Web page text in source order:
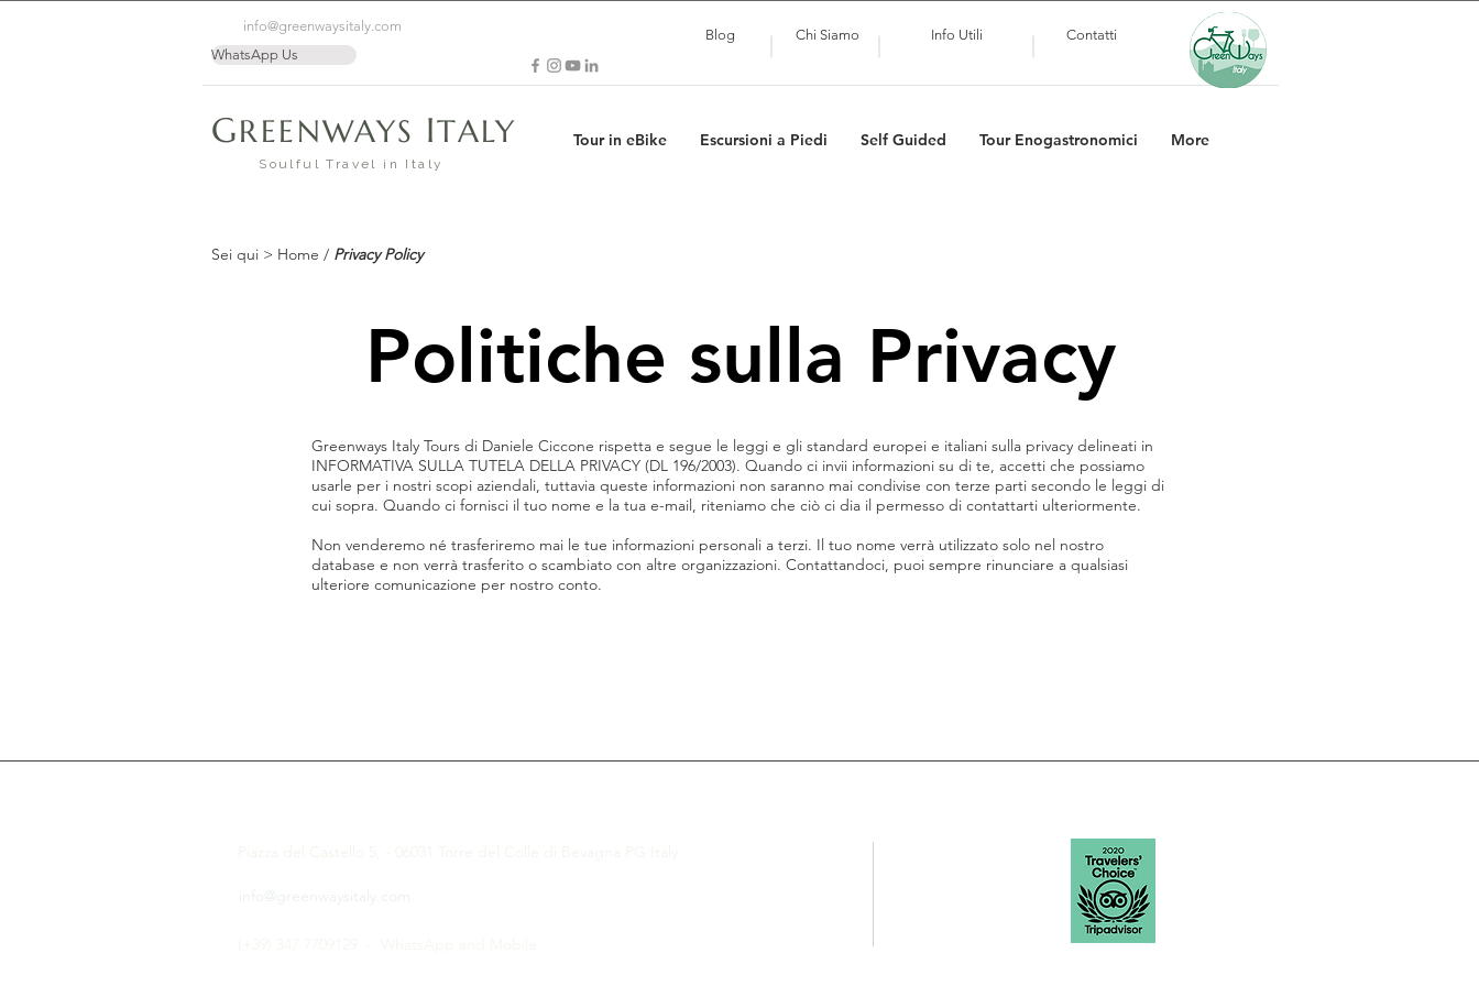
WhatsApp Us
Info Utili
Chi Siamo Contatti
Blog
info@greenwaysitaly.com
GREENWAYS ITALY
Soulful Travel in Italy
Tour in eBike Escursioni a Piedi Self Guided Tour Enogastronomici More
Sei qui > Home / Privacy Policy
Politiche sulla Privacy
Greenways Italy Tours di Daniele Ciccone rispetta e segue le leggi e gli standard europei e italiani sulla privacy delineati in
INFORMATIVA SULLA TUTELA DELLA PRIVACY (DL 196/2003). Quando ci invii informazioni su di te, accetti che possiamo
usarle per i nostri scopi aziendali, tuttavia queste informazioni non saranno mai condivise con terze parti secondo le leggi di
cui sopra. Quando ci fornisci il tuo nome e la tua e-mail, riteniamo che ciò ci dia il permesso di contattarti ulteriormente.
Non venderemo né trasferiremo mai le tue informazioni personali a terzi. Il tuo nome verrà utilizzato solo nel nostro
database e non verrà trasferito o scambiato con altre organizzazioni. Contattandoci, puoi sempre rinunciare a qualsiasi
ulteriore comunicazione per nostro conto.